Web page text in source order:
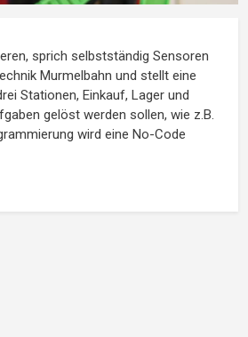
sprich selbstständig Sensoren
Murmelbahn und stellt eine
Stationen, Einkauf, Lager und
gelöst werden sollen, wie z.B.
wird eine No-Code